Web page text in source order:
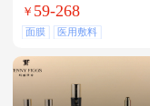
￥ 59-268
面膜 医用敷料